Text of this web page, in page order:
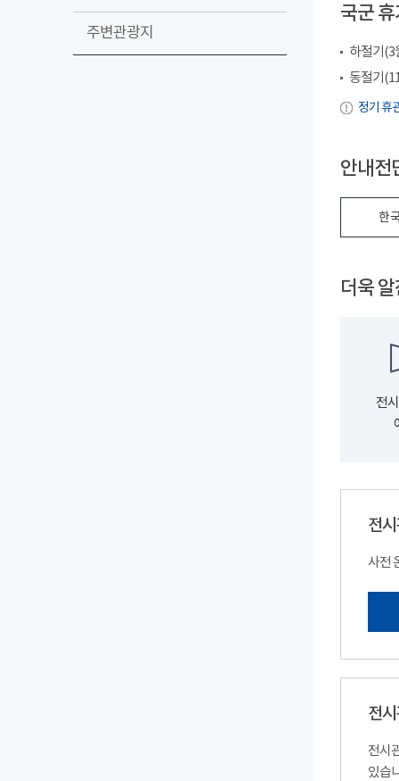
주변관광지
국군
하절기(3
동절기
정기 휴
안내
한
더욱
전
전
사전
전
전시
있습